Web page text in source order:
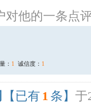
对他的一条点
： 1 诚信度： 1
【已有 1 条】 于